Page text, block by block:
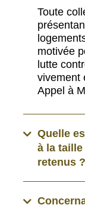
Toute
motivée
lutte
vivement
Appel à
Quelle
à la
retenus ?